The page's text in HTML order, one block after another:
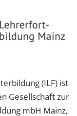
(ILF) ist
Gesellschaft zur
mbH Mainz,